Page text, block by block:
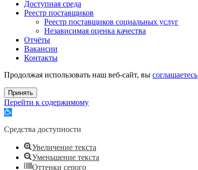
Доступная среда
Реестр поставщиков
Реестр поставщиков социальных услуг
Независимая оценка качества
Отчёты
Вакансии
Контакты
Продолжая использовать наш веб-сайт, вы соглашаетесь
Принять
Перейти к содержимому
Открыть
инструментов
Средства доступности
Увеличение текста
Уменьшение текста
Оттенки серого